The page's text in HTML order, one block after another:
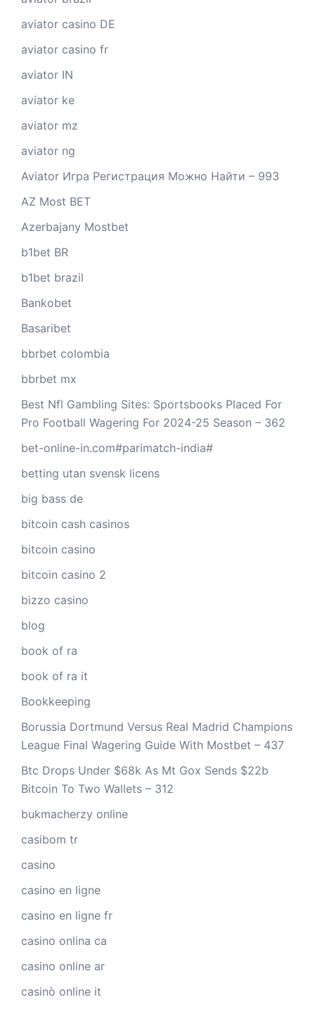
aviator casino DE
aviator casino fr
aviator IN
aviator ke
aviator mz
aviator ng
Aviator Игра Регистрация Можно Найти – 993
AZ Most BET
Azerbajany Mostbet
b1bet BR
b1bet brazil
Bankobet
Basaribet
bbrbet colombia
bbrbet mx
Best Nfl Gambling Sites: Sportsbooks Placed For
Pro Football Wagering For 2024-25 Season – 362
bet-online-in.com#parimatch-india#
betting utan svensk licens
big bass de
bitcoin cash casinos
bitcoin casino
bitcoin casino 2
bizzo casino
blog
book of ra
book of ra it
Bookkeeping
Borussia Dortmund Versus Real Madrid Champions
League Final Wagering Guide With Mostbet – 437
Btc Drops Under $68k As Mt Gox Sends $22b
Bitcoin To Two Wallets – 312
bukmacherzy online
casibom tr
casino
casino en ligne
casino en ligne fr
casino onlina ca
casino online ar
casinò online it